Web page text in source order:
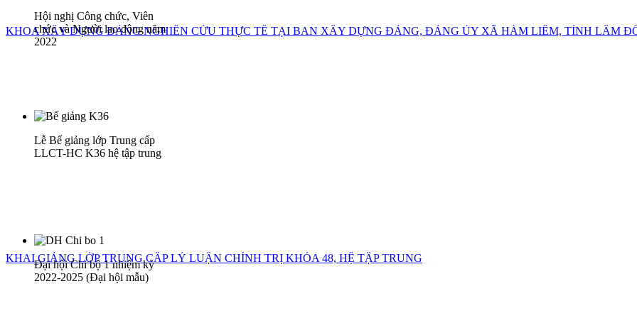
KHOA XÂY DỰNG ĐẢNG NGHIÊN CỨU THỰC TẾ TẠI BAN XÂY DỰNG ĐẢNG, ĐẢNG ỦY XÃ HÀM LIÊM, TỈNH LÂM
KHAI GIẢNG LỚP TRUNG CẤP LÝ LUẬN CHÍNH TRỊ KHÓA 48, HỆ TẬP TRUNG
Hội nghị Công chức, Viên
chức và Người lao động năm
2022
Lễ Bế giảng lớp Trung cấp
LLCT-HC K36 hệ tập trung
Đại hội Chi bộ 1 nhiệm kỳ
2022-2025 (Đại hội mẫu)